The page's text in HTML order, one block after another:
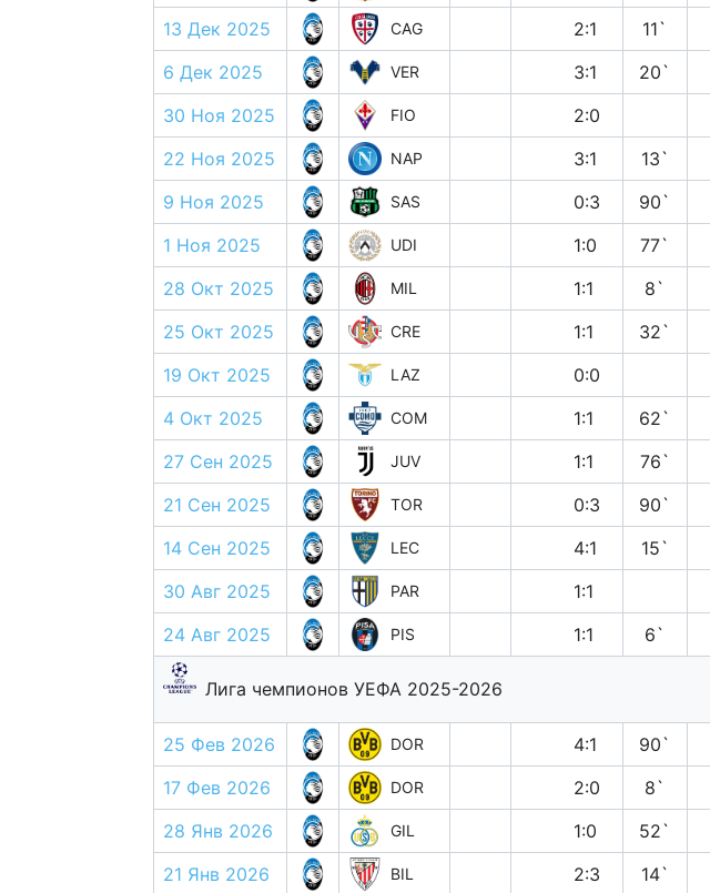
13 Дек 2025 CAG 2:1 11`
6 Дек 2025 VER 3:1 20`
30 Ноя 2025 FIO
2:0
22 Ноя 2025
NAP 3:1 13`
9 Ноя 2025 SAS 0:3 90`
1 Ноя 2025 UDI 1:0 77`
28 Окт 2025 MIL 1:1
8`
25 Окт 2025
CRE 1:1
32`
19 Окт 2025
LAZ
0:0
4 Окт 2025
COM 1:1 62`
27 Сен 2025
JUV 1:1
76`
21 Сен 2025
TOR 0:3 90`
14 Сен 2025
LEC 4:1
15`
30 Авг 2025
PAR
1:1
24 Авг 2025
PIS 1:1 6`
Лига чемпионов УЕФА 2025-2026
25 Фев 2026 DOR 4:1 90`
17 Фев 2026 DOR 2:0 8`
28 Янв 2026 GIL 1:0 52`
21 Янв 2026 BIL 2:3 14`